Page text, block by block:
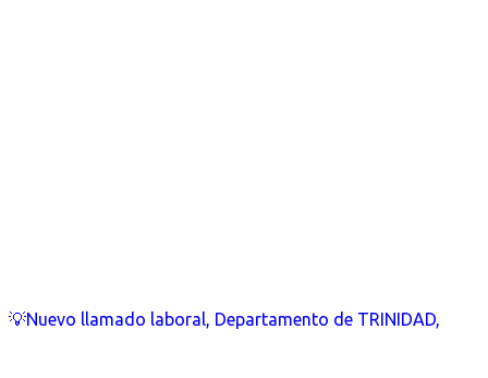
💡Nuevo llamado laboral, Departamento de TRINIDAD,